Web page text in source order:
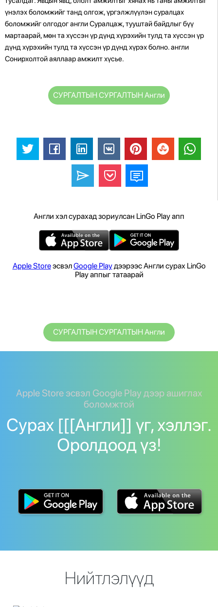
СУРГАЛТЫН СУРГАЛТЫН Англи
Англи хэл сурахад зориулсан LinGo Play апп
Apple StoreэсвэлGoogle Playдээрээс Англи сурах LinGo
Play аппыг татаарай
СУРГАЛТЫН СУРГАЛТЫН Англи
Apple Store эсвэл Google Play дээр ашиглах
боломжтой
Сурах [[[Англи]] үг, хэллэг.
Оролдоод үз!
Нийтлэлүүд